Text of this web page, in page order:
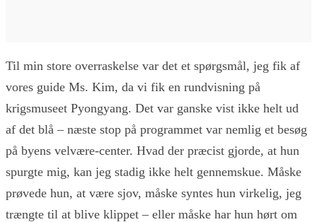
Til min store overraskelse var det et spørgsmål, jeg fik af
vores guide Ms. Kim, da vi fik en rundvisning på
krigsmuseet Pyongyang. Det var ganske vist ikke helt ud
af det blå – næste stop på programmet var nemlig et besøg
på byens velvære-center. Hvad der præcist gjorde, at hun
spurgte mig, kan jeg stadig ikke helt gennemskue. Måske
prøvede hun, at være sjov, måske syntes hun virkelig, jeg
trængte til at blive klippet – eller måske har hun hørt om